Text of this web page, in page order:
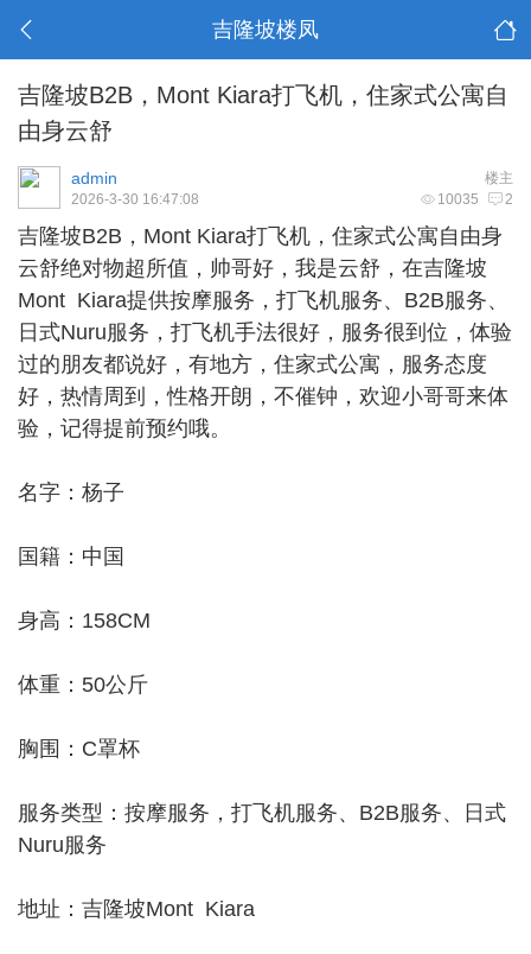
吉隆坡楼凤
吉隆坡B2B，Mont Kiara打飞机，住家式公寓自
由身云舒
楼主
admin
10035 2
2026-3-30 16:47:08
吉隆坡B2B，Mont Kiara打飞机，住家式公寓自由身
云舒绝对物超所值，帅哥好，我是云舒，在吉隆坡
Mont Kiara提供按摩服务，打飞机服务、B2B服务、
日式Nuru服务，打飞机手法很好，服务很到位，体验
过的朋友都说好，有地方，住家式公寓，服务态度
好，热情周到，性格开朗，不催钟，欢迎小哥哥来体
验，记得提前预约哦。
名字：杨子
国籍：中国
身高：158CM
体重：50公斤
胸围：C罩杯
服务类型：按摩服务，打飞机服务、B2B服务、日式
Nuru服务
地址：吉隆坡Mont Kiara